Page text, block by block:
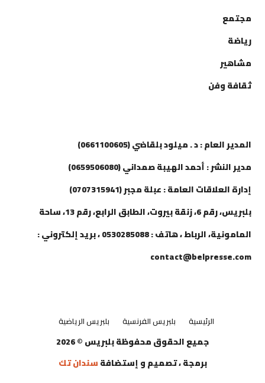
مجتمع
رياضة
مشاهير
ثقافة وفن
المدير العام : د . ميلود بلقاضي (0661100605)
مدير النشر : أحمد الهيبة صمداني (0659506080)
إدارة العلاقات العامة : عبلة مجبر (0707315941)
بلبريس، رقم 6، زنقة بيروت، الطابق الرابع، رقم 13، ساحة
المامونية، الرباط ، هاتف : 0530285088 ، بريد إلكتروني :
contact@belpresse.com
الرئيسية بلبريس الفرنسية بلبريس الرياضية
جميع الحقوق محفوظة بلبريس © 2026
برمجة ، تصميم و إستضافةسندان تك